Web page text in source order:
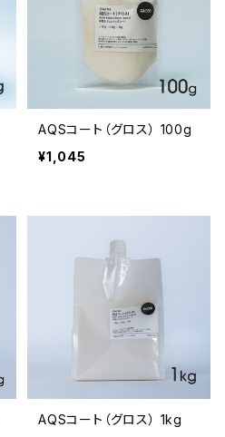
AQSコート（グロス） 100g
¥1,045
AQSコート（グロス） 1kg